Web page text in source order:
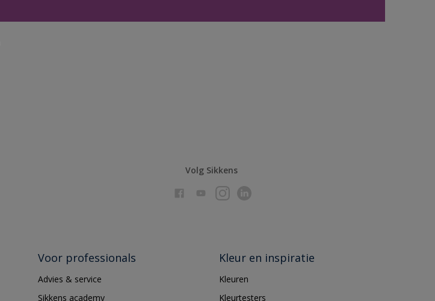
Volg Sikkens
Voor professionals
Advies & service
Sikkens academy
Kleur en inspiratie
Kleuren
Kleurtesters